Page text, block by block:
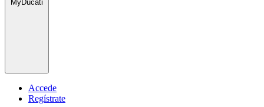
MyDucati
Accede
Regístrate